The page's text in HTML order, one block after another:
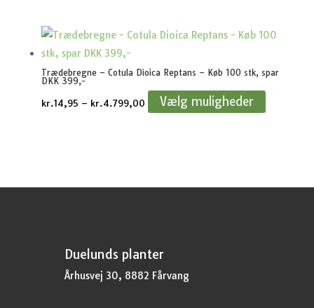
Trædebregne – Cotula Dioica Reptans – Køb 100 stk, spar
DKK 399,-
kr.14,95 – kr.4.799,00Prisinterval:
Vælg muligheder
Duelunds planter
Århusvej 30, 8882 Fårvang